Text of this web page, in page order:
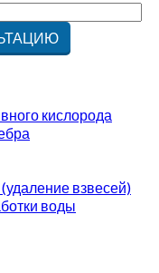
кислорода
взвесей)
воды